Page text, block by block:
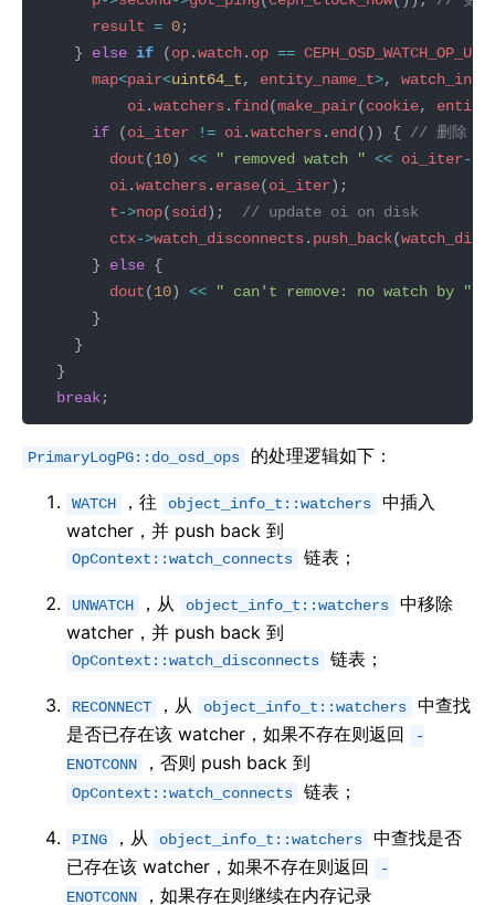
result = 0
    }
else if (op.watch. op ==
map<pair<uint64_t, entity_name_t>,
oi.watchers. find(make_pair(cookie, entity
if (oi_iter != oi.watchers. end()) {
dout(10) << " removed watch " << oi_iter->
oi.watchers. erase(oi_iter
t->nop(soid);
ctx->watch_disconnects. push_back(
      }
else
dout(10) << " can't remove: no watch by "
break
PrimaryLogPG::do_osd_ops 的处理逻辑如下：
WATCH ，往 object_info_t::watchers
中插入
watcher，并 push back 到
OpContext::watch_connects 链表；
UNWATCH ，从 object_info_t::watchers
中移除
watcher，并 push back 到
OpContext::watch_disconnects 链表；
RECONNECT ，从 object_info_t::watchers
中查找
是否已存在该 watcher，如果不存在则返回
-
ENOTCONN
，否则 push back 到
OpContext::watch_connects 链表；
PING ，从 object_info_t::watchers
中查找是否
已存在该 watcher，如果不存在则返回
-
ENOTCONN
，如果存在则继续在内存记录